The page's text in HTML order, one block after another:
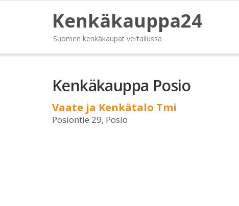
Kenkäkauppa24
Suomen kenkäkaupat vertailussa
Kenkäkauppa Posio
Vaate ja Kenkätalo Tmi
Posiontie 29, Posio